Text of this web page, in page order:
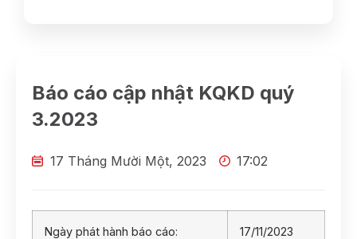
Báo cáo cập nhật KQKD quý
3.2023
17 Tháng Mười Một, 2023 17:02
Ngày phát hành báo cáo: 17/11/2023